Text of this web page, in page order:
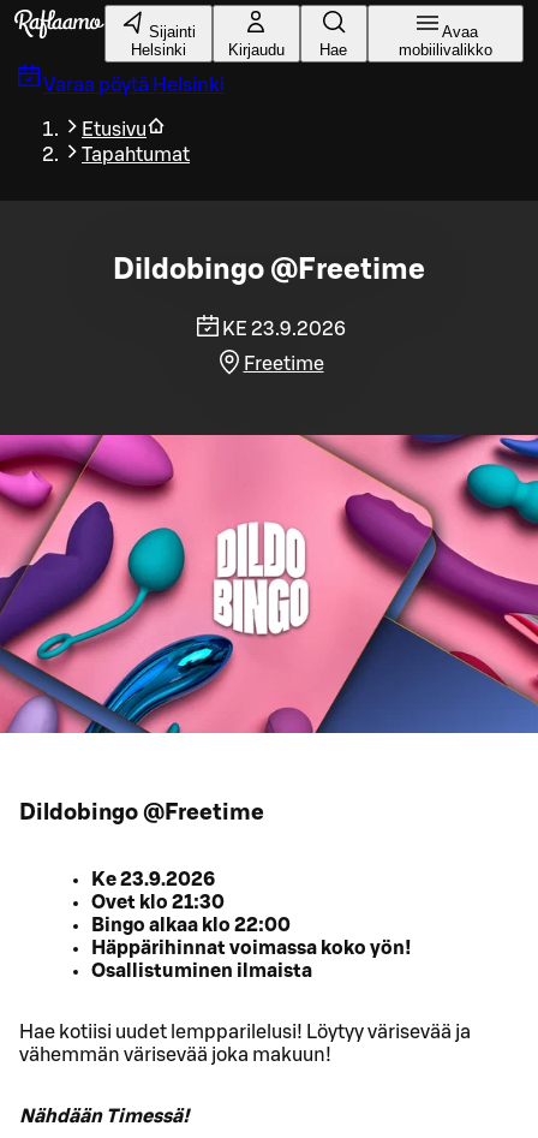
Siirry pääsisältöön
Sijainti
Helsinki
Kirjaudu Hae
Avaa
mobiilivalikko
Varaa pöytä Helsinki
Etusivu
Tapahtumat
Dildobingo @Freetime
KE 23.9.2026
Freetime
Dildobingo @Freetime
Ke 23.9.2026
Ovet klo 21:30
Bingo alkaa klo 22:00
Häppärihinnat voimassa koko yön!
Osallistuminen ilmaista
Hae kotiisi uudet lempparilelusi! Löytyy värisevää ja
vähemmän värisevää joka makuun!
Nähdään Timessä!